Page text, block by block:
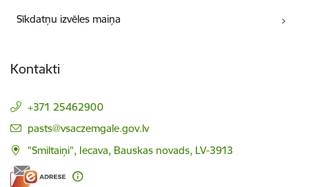
Sīkdatņu izvēles maiņa
Kontakti
+371 25462900
E-pasts:
pasts@vsaczemgale.gov.lv
"Smiltaiņi", Iecava, Bauskas novads, LV-3913